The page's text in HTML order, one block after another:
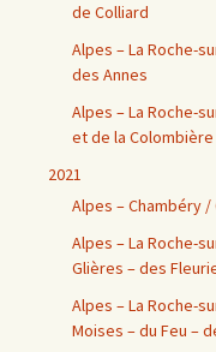
de Colliard
Alpes – La Roche-
des Annes
Alpes – La Roche-
et de la Colombière
2021
Alpes – Chambéry
Alpes – La Roche-
Glières – des
Alpes – La Roche-
Moises – du Feu –